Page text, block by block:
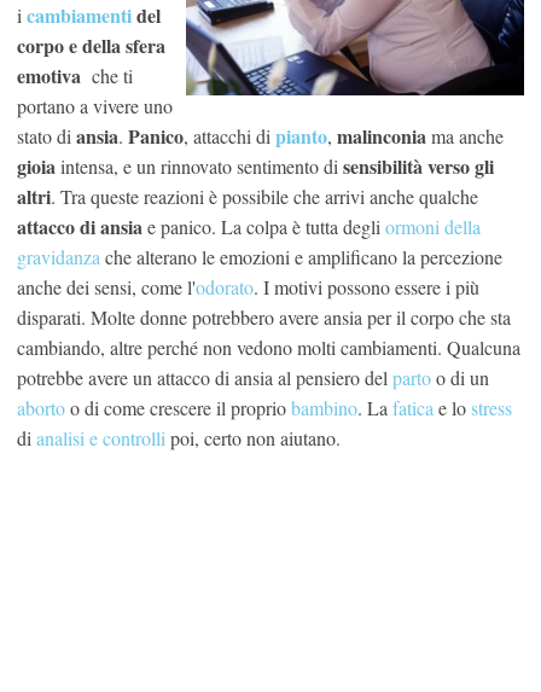
i cambiamentidel
corpo e della sfera
emotiva che ti
portano a vivere uno
stato di ansia. Panico, attacchi di pianto, malinconiama anche
gioiaintensa, e un rinnovato sentimento di sensibilità verso gli
altri. Tra queste reazioni è possibile che arrivi anche qualche
attacco di ansiae panico. La colpa è tutta degli ormoni della
gravidanza che alterano le emozioni e amplificano la percezione
anche dei sensi, come l'odorato. I motivi possono essere i più
disparati. Molte donne potrebbero avere ansia per il corpo che sta
cambiando, altre perché non vedono molti cambiamenti. Qualcuna
potrebbe avere un attacco di ansia al pensiero del partoo di un
abortoo di come crescere il propriobambino. La fatica e lostress
di analisi e controlli poi, certo non aiutano.